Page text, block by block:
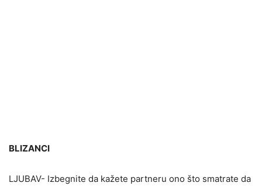
BLIZANCI
LJUBAV- Izbegnite da kažete partneru ono što smatrate da